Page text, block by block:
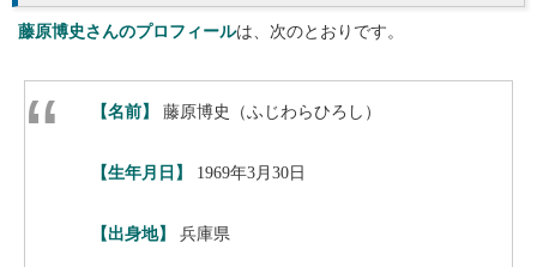
藤原博史さんのプロフィールは、次のとおりです。
【名前】 藤原博史（ふじわらひろし）
【生年月日】 1969年3月30日
【出身地】 兵庫県